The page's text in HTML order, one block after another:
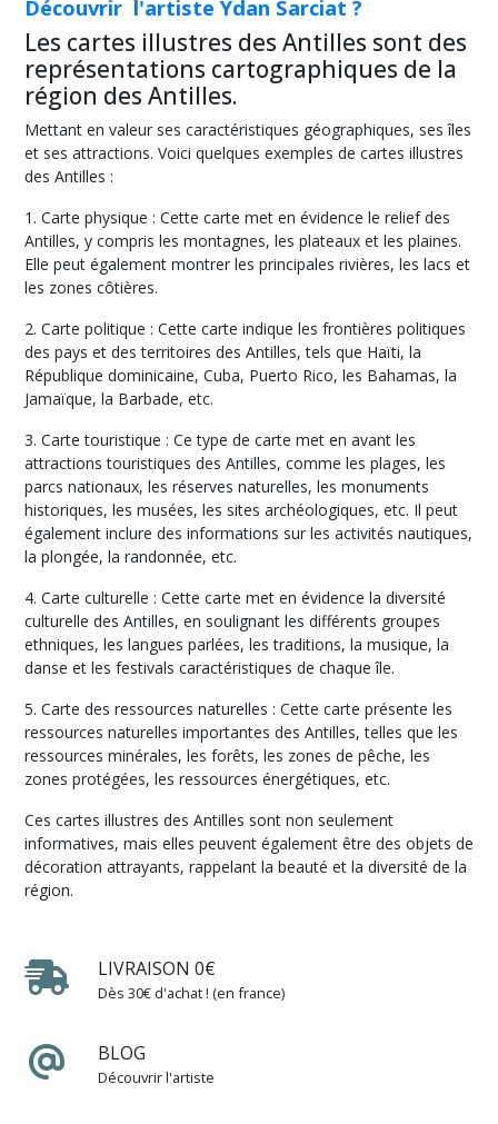
Découvrir l'artiste Ydan Sarciat ?
Les cartes illustres des Antilles sont des
représentations cartographiques de la
région des Antilles.
Mettant en valeur ses caractéristiques géographiques, ses îles
et ses attractions. Voici quelques exemples de cartes illustres
des Antilles :
1. Carte physique : Cette carte met en évidence le relief des
Antilles, y compris les montagnes, les plateaux et les plaines.
Elle peut également montrer les principales rivières, les lacs et
les zones côtières.
2. Carte politique : Cette carte indique les frontières politiques
des pays et des territoires des Antilles, tels que Haïti, la
République dominicaine, Cuba, Puerto Rico, les Bahamas, la
Jamaïque, la Barbade, etc.
3. Carte touristique : Ce type de carte met en avant les
attractions touristiques des Antilles, comme les plages, les
parcs nationaux, les réserves naturelles, les monuments
historiques, les musées, les sites archéologiques, etc. Il peut
également inclure des informations sur les activités nautiques,
la plongée, la randonnée, etc.
4. Carte culturelle : Cette carte met en évidence la diversité
culturelle des Antilles, en soulignant les différents groupes
ethniques, les langues parlées, les traditions, la musique, la
danse et les festivals caractéristiques de chaque île.
5. Carte des ressources naturelles : Cette carte présente les
ressources naturelles importantes des Antilles, telles que les
ressources minérales, les forêts, les zones de pêche, les
zones protégées, les ressources énergétiques, etc.
Ces cartes illustres des Antilles sont non seulement
informatives, mais elles peuvent également être des objets de
décoration attrayants, rappelant la beauté et la diversité de la
région.
LIVRAISON 0€
Dès 30€ d'achat ! (en france)
BLOG
Découvrir l'artiste